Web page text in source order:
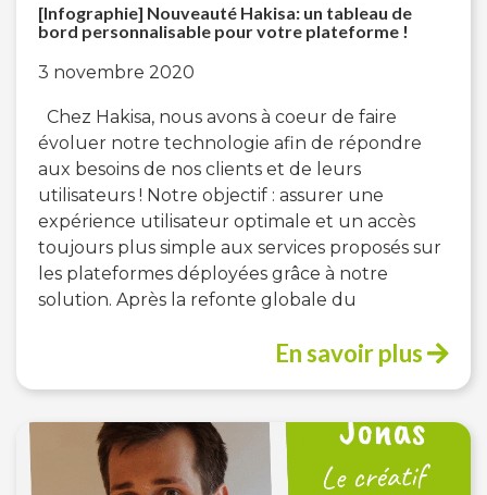
[Infographie] Nouveauté Hakisa: un tableau de
bord personnalisable pour votre plateforme !
3 novembre 2020
Chez Hakisa, nous avons à coeur de faire
évoluer notre technologie afin de répondre
aux besoins de nos clients et de leurs
utilisateurs ! Notre objectif : assurer une
expérience utilisateur optimale et un accès
toujours plus simple aux services proposés sur
les plateformes déployées grâce à notre
solution. Après la refonte globale du
En savoir plus